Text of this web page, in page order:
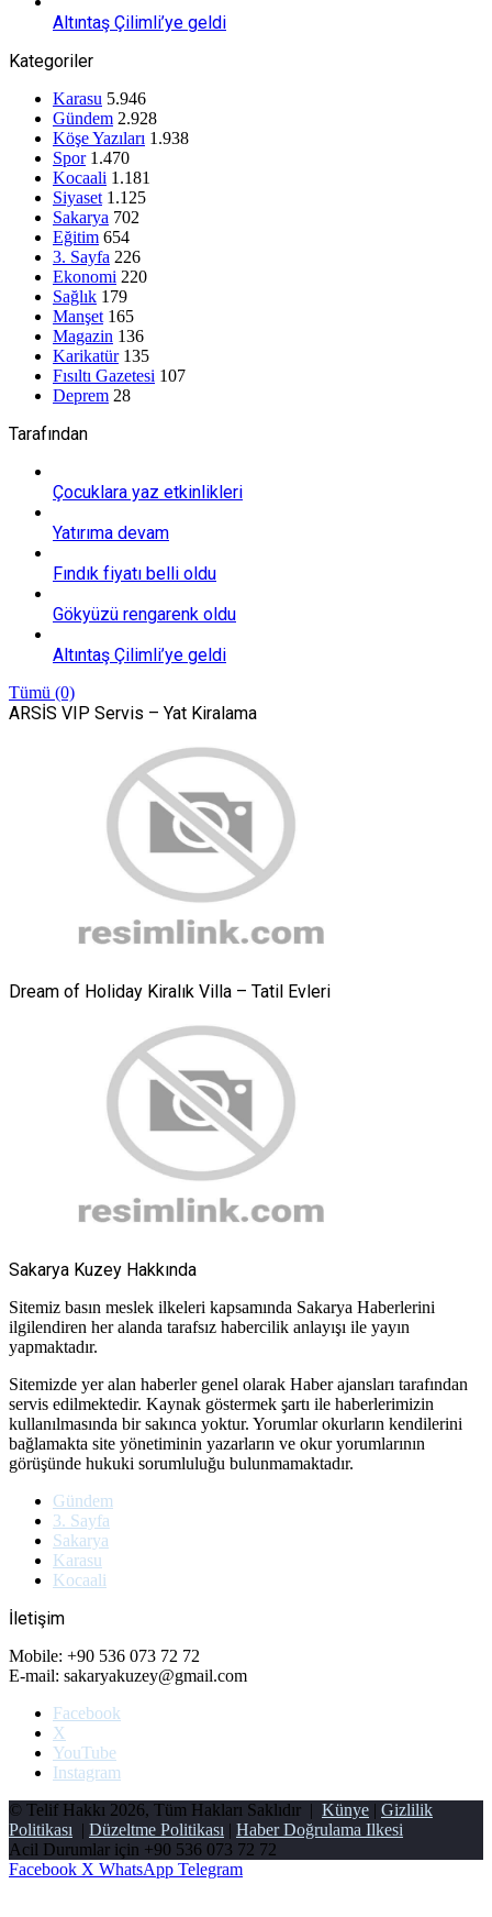
Altıntaş Çilimli’ye geldi
Kategoriler
Karasu 5.946
Gündem 2.928
Köşe Yazıları 1.938
Spor 1.470
Kocaali 1.181
Siyaset 1.125
Sakarya 702
Eğitim 654
3. Sayfa 226
Ekonomi 220
Sağlık 179
Manşet 165
Magazin 136
Karikatür 135
Fısıltı Gazetesi 107
Deprem 28
Tarafından
Çocuklara yaz etkinlikleri
Yatırıma devam
Fındık fiyatı belli oldu
Gökyüzü rengarenk oldu
Altıntaş Çilimli’ye geldi
Tümü (0)
ARSİS VIP Servis – Yat Kiralama
Dream of Holiday Kiralık Villa – Tatil Evleri
Sakarya Kuzey Hakkında
Sitemiz basın meslek ilkeleri kapsamında Sakarya Haberlerini
ilgilendiren her alanda tarafsız habercilik anlayışı ile yayın
yapmaktadır.
Sitemizde yer alan haberler genel olarak Haber ajansları tarafından
servis edilmektedir. Kaynak göstermek şartı ile haberlerimizin
kullanılmasında bir sakınca yoktur. Yorumlar okurların kendilerini
bağlamakta site yönetiminin yazarların ve okur yorumlarının
görüşünde hukuki sorumluluğu bulunmamaktadır.
Gündem
3. Sayfa
Sakarya
Karasu
Kocaali
İletişim
Mobile: +90 536 073 72 72
E-mail: sakaryakuzey@gmail.com
Facebook
X
YouTube
Instagram
© Telif Hakkı 2026, Tüm Hakları Saklıdır | Künye
Gizlilik
Politikası
Düzeltme Politikası
Haber Doğrulama Ilkesi
Acil Durumlar için +90 536 073 72 72
Facebook X WhatsApp Telegram